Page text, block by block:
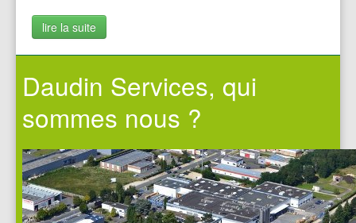
lire la suite
Daudin Services, qui
sommes nous ?